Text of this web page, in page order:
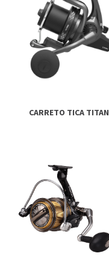
CARRETO TICA TITAN